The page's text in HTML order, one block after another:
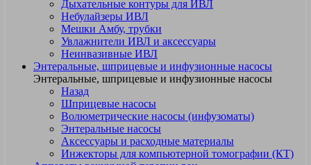
Дыхательные контуры для ИВЛ
Небулайзеры ИВЛ
Мешки Амбу, трубки
Увлажнители ИВЛ и аксессуары
Неинвазивные ИВЛ
Энтеральные, шприцевые и инфузионные насосы
Энтеральные, шприцевые и инфузионные насосы
Назад
Шприцевые насосы
Волюметрические насосы (инфузоматы)
Энтеральные насосы
Аксессуары и расходные материалы
Инжекторы для компьютерной томографии (КТ)